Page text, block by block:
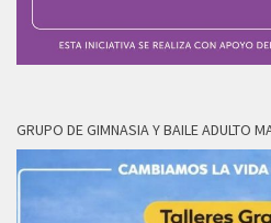
GRUPO DE GIMNASIA Y BAILE ADULTO